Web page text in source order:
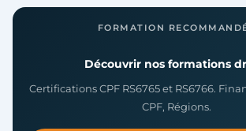
FORMATION
Découvrir nos formations
Certifications CPF RS6765 et RS6766.
CPF, Régions.